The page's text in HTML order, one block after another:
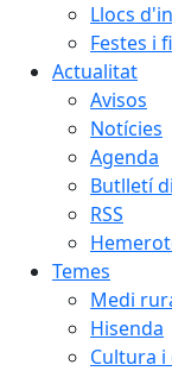
Llocs
Festes i
Actualitat
Avisos
Notícies
Agenda
Butlletí
RSS
Temes
Medi
Hisenda
Cultura